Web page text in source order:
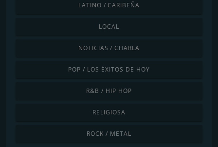
LATINO / CARIBEÑA
LOCAL
NOTICIAS / CHARLA
POP / LOS ÉXITOS DE HOY
R&B / HIP HOP
RELIGIOSA
ROCK / METAL